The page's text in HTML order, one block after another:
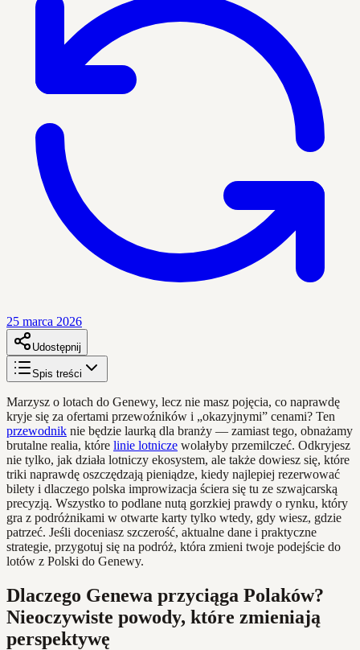
25 marca 2026
Udostępnij
Spis treści
Marzysz o lotach do Genewy, lecz nie masz pojęcia, co naprawdę
kryje się za ofertami przewoźników i „okazyjnymi” cenami? Ten
przewodnik nie będzie laurką dla branży — zamiast tego, obnażamy
brutalne realia, które linie lotnicze wolałyby przemilczeć. Odkryjesz
nie tylko, jak działa lotniczy ekosystem, ale także dowiesz się, które
triki naprawdę oszczędzają pieniądze, kiedy najlepiej rezerwować
bilety i dlaczego polska improwizacja ściera się tu ze szwajcarską
precyzją. Wszystko to podlane nutą gorzkiej prawdy o rynku, który
gra z podróżnikami w otwarte karty tylko wtedy, gdy wiesz, gdzie
patrzeć. Jeśli doceniasz szczerość, aktualne dane i praktyczne
strategie, przygotuj się na podróż, która zmieni twoje podejście do
lotów z Polski do Genewy.
Dlaczego Genewa przyciąga Polaków?
Nieoczywiste powody, które zmieniają
perspektywę